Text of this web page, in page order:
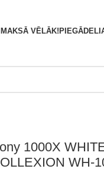
MAKSĀ VĒLĀK! PIEGĀDE
1000X
WH-